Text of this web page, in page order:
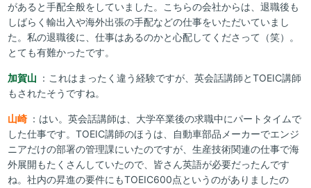
があると手配全般をしていました。こちらの会社からは、退職後も
しばらく輸出入や海外出張の手配などの仕事をいただいていまし
た。私の退職後に、仕事はあるのかと心配してくださって（笑）。
とても有難かったです。
加賀山 ：これはまったく違う経験ですが、英会話講師とTOEIC講師
もされたそうですね。
山崎 ：はい。英会話講師は、大学卒業後の求職中にパートタイムで
した仕事です。TOEIC講師のほうは、自動車部品メーカーでエンジ
ニアだけの部署の管理課にいたのですが、生産技術関連の仕事で海
外展開もたくさんしていたので、皆さん英語が必要だったんです
ね。社内の昇進の要件にもTOEIC600点というのがありましたの